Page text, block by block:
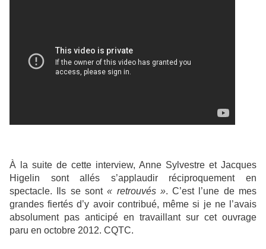
À la suite de cette interview, Anne Sylvestre et Jacques
Higelin sont allés s’applaudir réciproquement en
spectacle. Ils se sont« retrouvés ». C’est l’une de mes
grandes fiertés d’y avoir contribué, même si je ne l’avais
absolument pas anticipé en travaillant sur cet ouvrage
paru en octobre 2012. CQTC.